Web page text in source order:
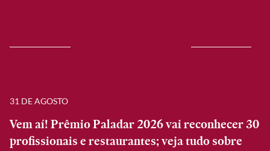
31 DE AGOSTO
Vem aí! Prêmio Paladar 2026 vai reconhecer 30
profissionais e restaurantes; veja tudo sobre